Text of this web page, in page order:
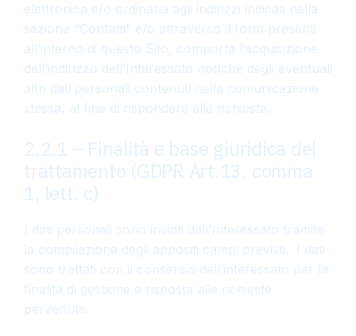
elettronica e/o ordinaria agli indirizzi indicati nella
sezione “Contatti” e/o attraverso il form presenti
all’interno di questo Sito, comporta l’acquisizione
dell’indirizzo dell’Interessato nonché degli eventuali
altri dati personali contenuti nella comunicazione
stessa, al fine di rispondere alle richieste.
2.2.1 – Finalità e base giuridica del
trattamento (GDPR Art.13, comma
1, lett. c)
I dati personali sono inviati dall’Interessato tramite
la compilazione degli appositi campi previsti. I dati
sono trattati con il consenso dell’interessato per la
finalità di gestione e risposta alle richieste
pervenute.